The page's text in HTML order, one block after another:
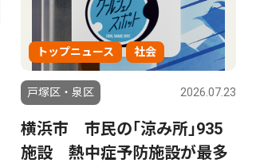
トップニュース 社会
戸塚区・泉区 2026.07.23
横浜市 市民の｢涼み所｣935
施設 熱中症予防施設が最多